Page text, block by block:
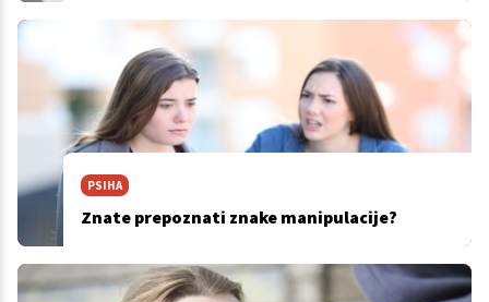
PSIHA
Znate prepoznati znake manipulacije?